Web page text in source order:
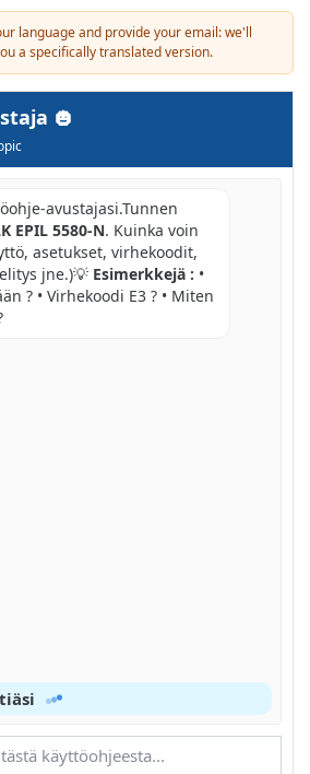
language and provide your email: we'll
a specifically translated version.
avustajasi.Tunnen
EPIL 5580-N. Kuinka voin
asetukset, virhekoodit,
jne.)💡 Esimerkkejä : •
? • Virhekoodi E3 ? • Miten